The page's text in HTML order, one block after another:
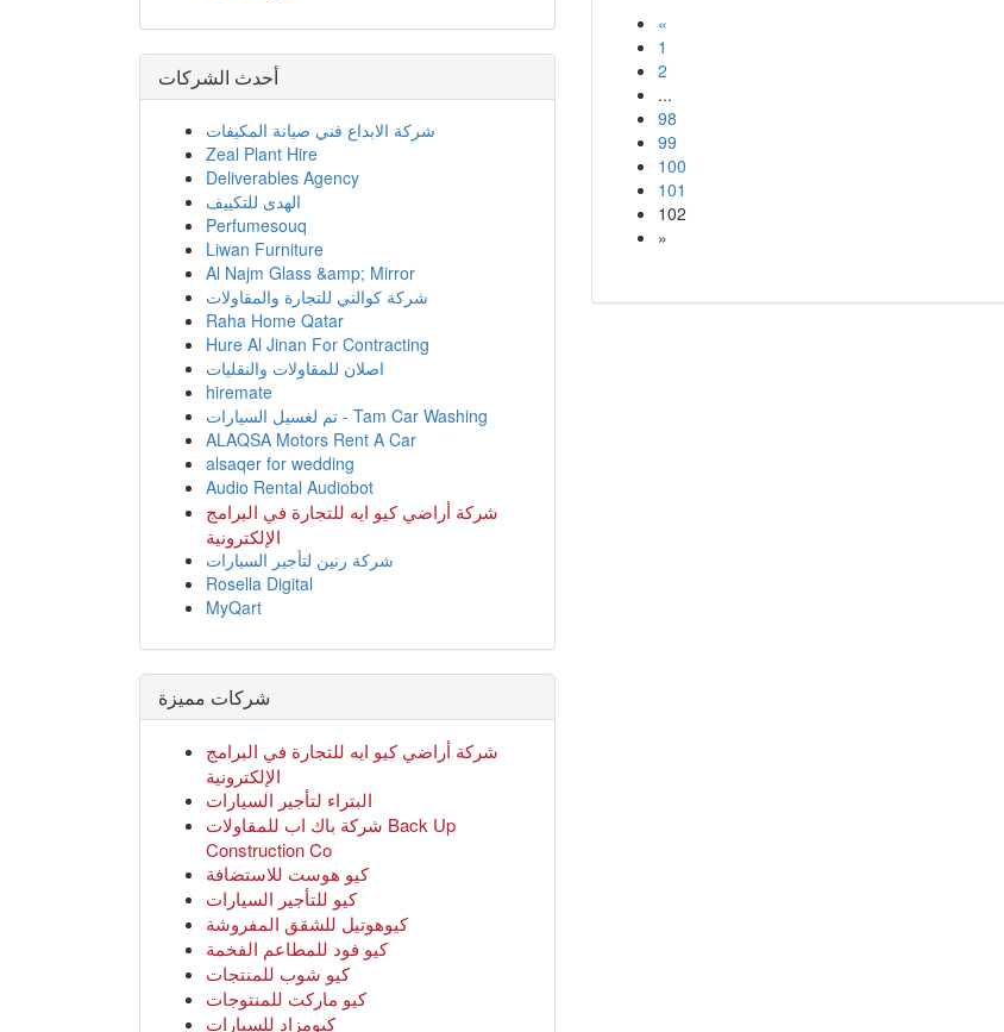
«
1
2
...
98
99
100
101
102
»
أحدث الشركات
شركة الابداع فني صيانة المكيفات
Zeal Plant Hire
Deliverables Agency
الهدى للتكييف
Perfumesouq
Liwan Furniture
Al Najm Glass &amp; Mirror
شركة كوالتي للتجارة والمقاولات
Raha Home Qatar
Hure Al Jinan For Contracting
اصلان للمقاولات والنقليات
hiremate
تم لغسيل السيارات - Tam Car Washing
ALAQSA Motors Rent A Car
alsaqer for wedding
Audio Rental Audiobot
شركة أراضي كيو ايه للتجارة في البرامج
الإلكترونية
شركة رنين لتأجير السيارات
Rosella Digital
MyQart
شركات مميزة
شركة أراضي كيو ايه للتجارة في البرامج
الإلكترونية
البتراء لتأجير السيارات
شركة باك اب للمقاولات Back Up
Construction Co
كيو هوست للاستضافة
كيو للتأجير السيارات
كيوهوتيل للشقق المفروشة
كيو فود للمطاعم الفخمة
كيو شوب للمنتجات
كيو ماركت للمنتوجات
كيومزاد للسيارات